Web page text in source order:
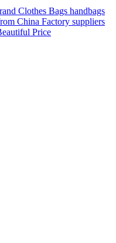
Clothes Bags handbags
China Factory suppliers
Price